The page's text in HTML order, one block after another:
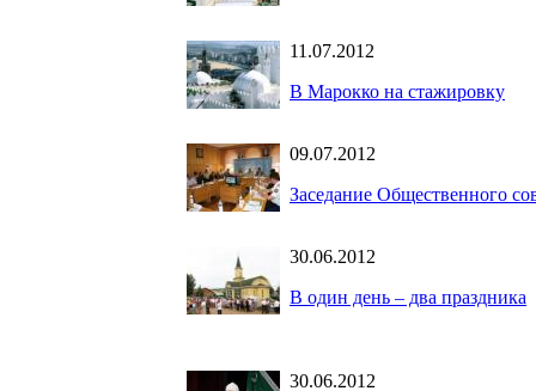
11.07.2012
В Марокко на стажировку
09.07.2012
Заседание Общественного
30.06.2012
В один день – два праздника
30.06.2012